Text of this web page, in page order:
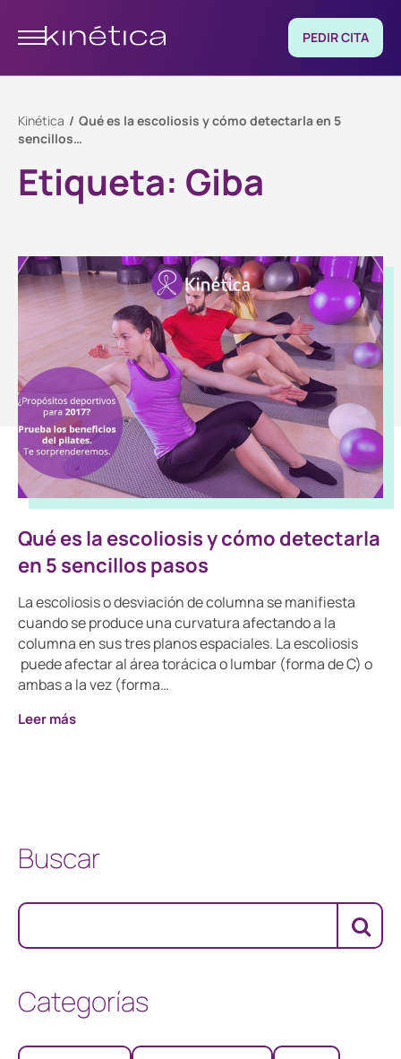
PEDIR CITA
Kinética
Qué es la escoliosis y cómo detectarla en 5
sencillos…
Etiqueta: Giba
Qué es la escoliosis y cómo detectarla
en 5 sencillos pasos
La escoliosis o desviación de columna se manifiesta
cuando se produce una curvatura afectando a la
columna en sus tres planos espaciales. La escoliosis
puede afectar al área torácica o lumbar (forma de C) o
ambas a la vez (forma…
Leer más
Buscar
Categorías